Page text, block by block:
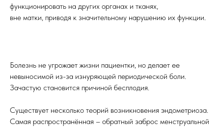
функционировать на других органах и тканях,
вне матки, приводя к значительному нарушению их функции.
Болезнь не угрожает жизни пациентки, но делает ее
невыносимой из-за изнуряющей периодической боли.
Зачастую становится причиной бесплодия.
Существует несколько теорий возникновения эндометриоза.
Самая распространённая – обратный заброс менструальной